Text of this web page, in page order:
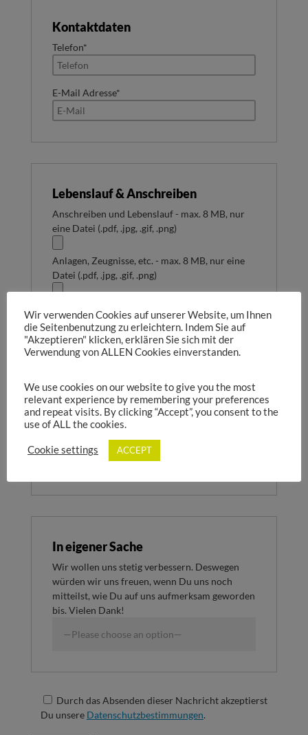
Kontaktdaten
Telefon*
E-Mail Adresse*
Lebenslauf & Anschreiben
Anschreiben und Lebenslauf - max. 8 MB, nur
eine Datei (.pdf, .jpg, .gif, .png)
Anlagen, Zeugnisse, etc. - max. 8 MB, nur eine
Datei (.pdf, .jpg, .gif, .png)
Arbeitszeit unbefristet (Mehrfachauswahl
möglich)*
Vollzeit
Teilzeit Schichtarbeit
Frühestmöglicher Eintrittsbeginn
In eigener Sache
Wir wollen uns stetig verbessern. Deswegen
würden wir uns freuen, wenn Du uns noch
mitteilst, wie Du auf uns aufmerksam geworden
bis. Vielen Dank!
Durch das Absenden dieser Nachricht akzeptierst
Du unsere Datenschutzbestimmungen.
Wir verwenden Cookies auf unserer Website, um Ihnen
die Seitenbenutzung zu erleichtern. Indem Sie auf
"Akzeptieren" klicken, erklären Sie sich mit der
Verwendung von ALLEN Cookies einverstanden.
We use cookies on our website to give you the most
relevant experience by remembering your preferences
and repeat visits. By clicking “Accept”, you consent to the
use of ALL the cookies.
Cookie settings ACCEPT